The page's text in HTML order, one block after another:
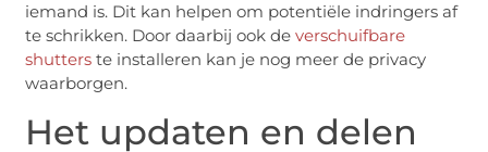
iemand is. Dit kan helpen om potentiële indringers af
te schrikken. Door daarbij ook deverschuifbare
shutters te installeren kan je nog meer de privacy
waarborgen.
Het updaten en delen